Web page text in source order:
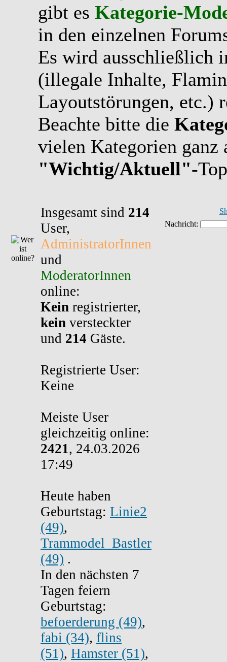
gibt es Kategorie-
in den einzelnen
Es wird ausschließlich
(illegale Inhalte,
Layoutstörungen, etc.)
Beachte bitte die
vielen Kategorien ganz
"Wichtig/Aktuell"-
Insgesamt sind 214
User,
AdministratorInnen
und
ModeratorInnen
online:
Kein registrierter,
kein versteckter
und 214 Gäste.
Registrierte User:
Keine
Meiste User
gleichzeitig online:
2421, 24.03.2026
17:49
Heute haben
Geburtstag: Linie2
(49),
Trammodel_Bastler
(49) .
In den nächsten 7
Tagen feiern
Geburtstag:
befoerderung (49),
fabi (34), flins
(51), Hamster (51),